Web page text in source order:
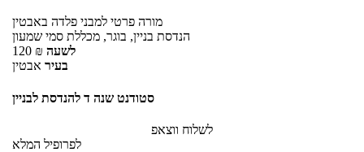
מורה פרטי למבני פלדה באבטין
הנדסת בניין, בוגר, מכללת סמי שמעון
120 ₪ לשעה
בעיר אבטין
סטודנט שנה ד להנדסת לבניין
לשלוח ווצאפ
לפרופיל המלא